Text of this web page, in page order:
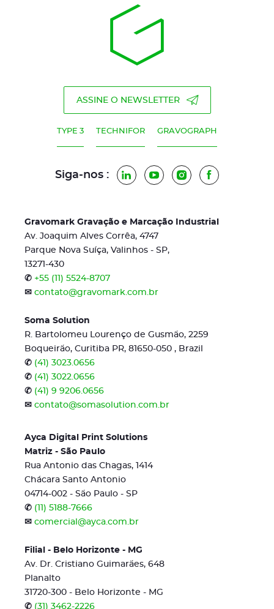
ASSINE O NEWSLETTER
TYPE 3 TECHNIFOR GRAVOGRAPH
Siga-nos : LinkedInYouTubeInstagramFacebook
Gravomark Gravação e Marcação Industrial
Av. Joaquim Alves Corrêa, 4747
Parque Nova Suíça, Valinhos - SP,
13271-430
✆ +55 (11) 5524-8707
✉ contato@gravomark.com.br
Soma Solution
R. Bartolomeu Lourenço de Gusmão, 2259
Boqueirão, Curitiba PR, 81650-050 , Brazil
✆ (41) 3023.0656
✆ (41) 3022.0656
✆ (41) 9 9206.0656
✉ contato@somasolution.com.br
Ayca Digital Print Solutions
Matriz - São Paulo
Rua Antonio das Chagas, 1414
Chácara Santo Antonio
04714-002 - São Paulo - SP
✆ (11) 5188-7666
✉ comercial@ayca.com.br
Filial - Belo Horizonte - MG
Av. Dr. Cristiano Guimarães, 648
Planalto
31720-300 - Belo Horizonte - MG
✆ (31) 3462-2226